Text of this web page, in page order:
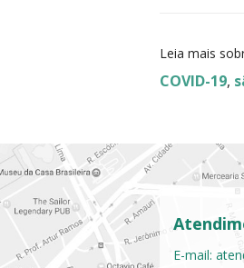
Leia mais
COVID-19,
E-mail: